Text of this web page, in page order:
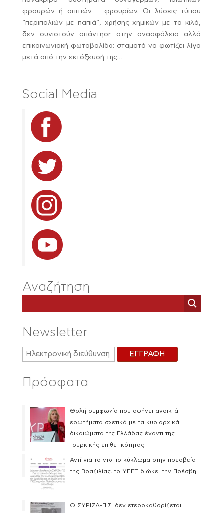
φρουρών ή σπιτιών – φρουρίων. Οι λύσεις τύπου
“περιπολιών με παπιά”, χρήσης χημικών με το κιλό,
δεν συνιστούν απάντηση στην ανασφάλεια αλλά
επικοινωνιακή φωτοβολίδα: σταματά να φωτίζει λίγο
μετά από την εκτόξευσή της…
Social Media
Αναζήτηση
Newsletter
Πρόσφατα
Θολή συμφωνία που αφήνει ανοικτά
ερωτήματα σχετικά με τα κυριαρχικά
δικαιώματα της Ελλάδας έναντι της
τουρκικής επιθετικότητας
Αντί για το ντόπιο κύκλωμα στην πρεσβεία
της Βραζιλίας, το ΥΠΕΞ διώκει την Πρέσβη!
Ο ΣΥΡΙΖΑ-Π.Σ. δεν ετεροκαθορίζεται